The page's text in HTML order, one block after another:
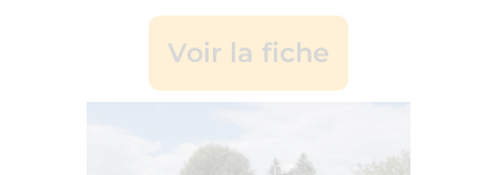
Voir la fiche